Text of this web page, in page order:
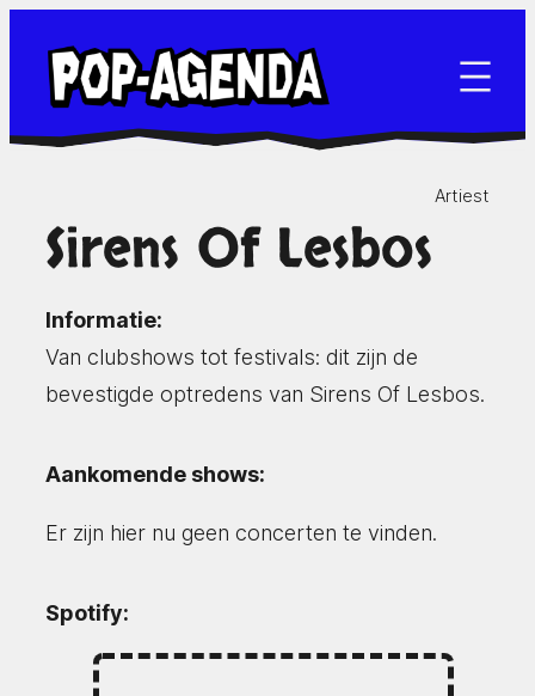
naar
inhoud
Artiest
Sirens Of Lesbos
Informatie:
Van clubshows tot festivals: dit zijn de
bevestigde optredens van Sirens Of Lesbos.
Aankomende shows:
Er zijn hier nu geen concerten te vinden.
Spotify: